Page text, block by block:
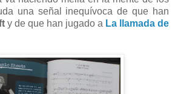
una señal inequívoca de que han
y de que han jugado a La llamada de